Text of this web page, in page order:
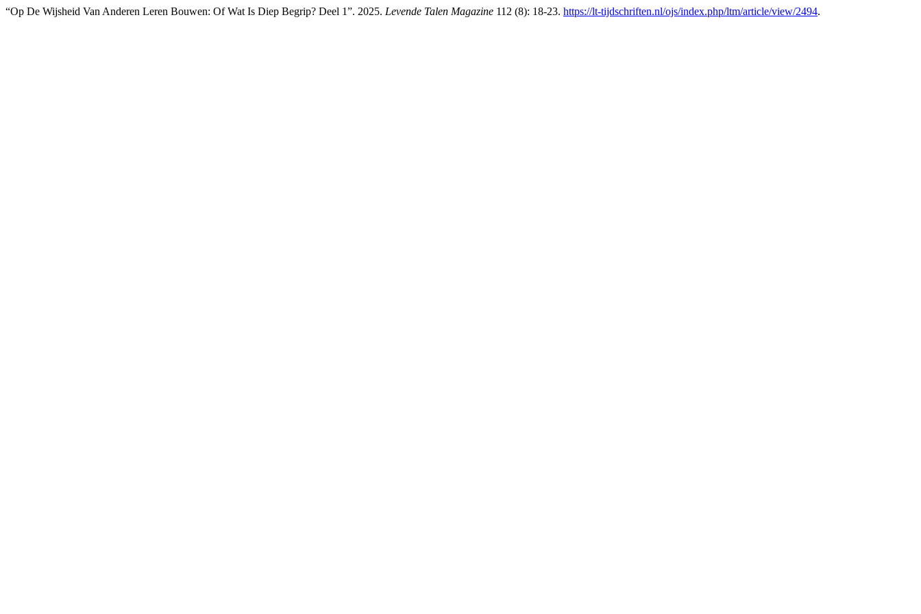
“Op De Wijsheid Van Anderen Leren Bouwen: Of Wat Is Diep Begrip? Deel 1”. 2025. Levende Talen Magazine 112 (8): 18-23. https://lt-tijdschriften.nl/ojs/index.php/ltm/article/view/2494.